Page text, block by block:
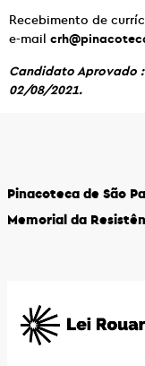
Recebimento de
e-mail
Candidato Aprovado
02/08/2021.
Pinacoteca de São
Memorial da